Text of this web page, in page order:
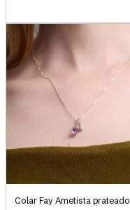
Colar Fay Ametista prateado